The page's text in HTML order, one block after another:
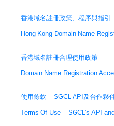
香港域名註冊政策、程序與指引
Hong Kong Domain Name
香港域名註冊合理使用政策
Domain Name Registration
使用條款 – SGCL API及合作夥
Terms Of Use – SGCL’s API